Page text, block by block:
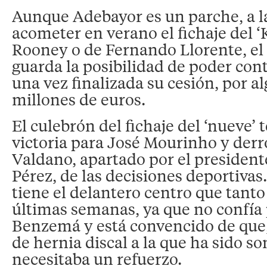
Aunque Adebayor es un parche, a
acometer en verano el fichaje del
Rooney o de Fernando Llorente,
guarda la posibilidad de poder
una vez finalizada su cesión, por
millones de euros.
El culebrón del fichaje del ‘nueve’
victoria para José Mourinho y
Valdano, apartado por el
Pérez, de las decisiones
tiene el delantero centro que
últimas semanas, ya que no
Benzemá y está convencido de
de hernia discal a la que ha sido
necesitaba un refuerzo.